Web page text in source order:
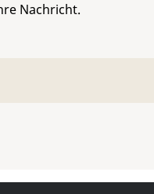
Nachricht.